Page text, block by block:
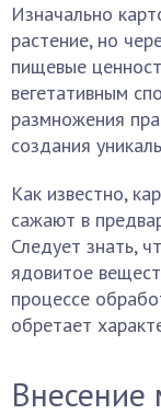
Изначально
растение, но
пищевые
вегетативным
размножения
создания
Как известно,
сажают в
Следует знать,
ядовитое
процессе
обретает
Внесение